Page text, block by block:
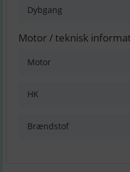
Dybgang
Motor / teknisk
Motor
HK
Brændstof